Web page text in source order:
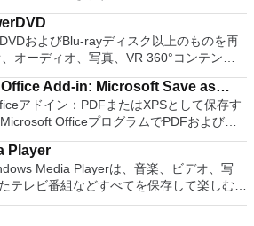
：好きなだけメモリーカードを保存でき、
単一の物理カードに制限されなくなりま
フィックス：PCSX2を使用すると、
でゲームをプレイできます。 全体とし
エミュレートでき、Windowsとエミュレ
ことができます。欠点は、高速ゲームに苦
またはクラッシュすることです。* PCSX2
ンソールから抽出できるPlaystation 2
Fedora、FreeDOS、Gentoo、
Boot CD、LiveXP、Knoppix、
、NT Password Registry Editor、
Magic、Slackware、Tails、Trinity
、Ultimate Boot CD、Windows XP（SP2
2003 R2、Windows Vista、
完全ではありませ
、セシュティナ、ダンスク、ドイツ語、英
ランス語、フルバツキー、イタリア語、ラ
トゥビウ、マジャール、オランダ、ノルス
トガル、ポルトガル、スロヴェンスキー、
ロヴェンスキーSrpski、Suomi、
between languages requires only a
features, such as the paragraph
multiple tabbed feature. It also has a PDF
and word count feature. WPS Office
supports switching language UI,File
Key features include:
processor. Presentation Multimedia
Spreadsheets Powerful tool for data
100% compatible with MS Office
(.docx, .pptx, .xlsx, etc.). Thousands of
WPS Cloud Storage included.
世界中のどこからでも。 VNC Viewerを
ューターのデスクトップを表示したり、コ
直接座っているかのようにマウスとキーボ
は、インストールと
御したいデバイスでインストーラーを実行
ださい。オプションで、Windowsでのリ
能なMSIがあります。デスクトッププラッ
をインストールする権限がない場合
オプションを選択する必要があります。
りです。 クラウドサービスを介してVNC
るコンピューターに接続します。 Apple
）などのサードパーティ製のVNC互換
しているコンピューターに直接接続しま
およびBlu-rayディスク以上のものを再
オーディオ、写真、VR 360°コンテン
やVimeoにとっても、PowerDVD18は重
です。 Ultra HD HDR TVとサ
ステムの可能性を解き放ち、360°ビデオ
ションへのアクセスで仮想世界に没頭する
トップでの比類のない再生サポートと独
こにいても簡単にリラックスできます。
に最適化 Ultra HD
/ H.265およびHDR10コンテンツをサポー
：9モニターで2.35：1の映画を見る常時
Add-in: Microsoft Save as
アドイン：PDFまたはXPSとして保存す
OfficeプログラムでPDFおよび
ートして保存できます。このツールを使用
ログラムのサブセットでPDF形式および
ル添付ファイルとして送信することもでき
プログラムによって異なります）。 この
のOfficeプログラムで動作します。
Office Excel 2007。
Player
Media Playerは、音楽、ビデオ、写
テレビ番組などすべてを保存して楽しむ最
います。 再生、表示、外出先で楽しむた
イスとの同期、さらには家中のデバイス